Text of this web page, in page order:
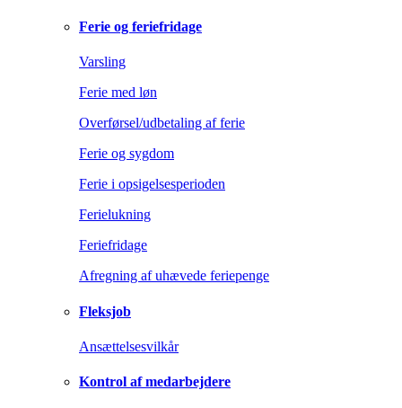
Ferie og feriefridage
Varsling
Ferie med løn
Overførsel/udbetaling af ferie
Ferie og sygdom
Ferie i opsigelsesperioden
Ferielukning
Feriefridage
Afregning af uhævede feriepenge
Fleksjob
Ansættelsesvilkår
Kontrol af medarbejdere